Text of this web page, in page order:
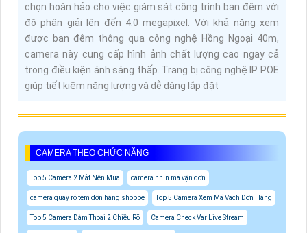
chọn hoàn hảo cho việc giám sát công trình ban đêm với
độ phân giải lên đến 4.0 megapixel. Với khả năng xem
được ban đêm thông qua công nghệ Hồng Ngoại 40m,
camera này cung cấp hình ảnh chất lượng cao ngay cả
trong điều kiện ánh sáng thấp. Trang bị công nghệ IP POE
giúp tiết kiệm năng lượng và dễ dàng lắp đặt
CAMERA THEO CHỨC NĂNG
Top 5 Camera 2 Mắt Nên Mua camera nhìn mã vận đơn
camera quay rõ tem đơn hàng shoppe Top 5 Camera Xem Mã Vạch Đơn Hàng
Top 5 Camera Đàm Thoại 2 Chiều Rõ Camera Check Var Live Stream